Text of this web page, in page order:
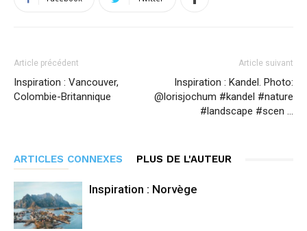
Article précédent
Inspiration : Vancouver,
Colombie-Britannique
Article suivant
Inspiration : Kandel. Photo:
@lorisjochum #kandel #nature
#landscape #scen …
ARTICLES CONNEXES PLUS DE L'AUTEUR
Inspiration : Norvège